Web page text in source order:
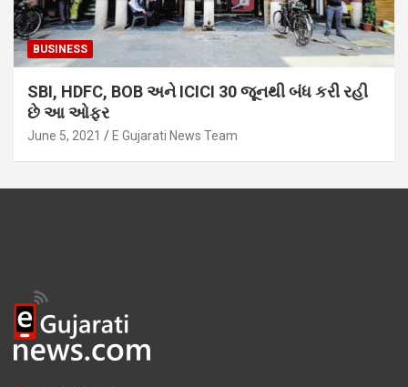
BUSINESS
SBI, HDFC, BOB અને ICICI 30 જૂનથી બંધ કરી રહી
છે આ ઓફર
June 5, 2021 E Gujarati News Team